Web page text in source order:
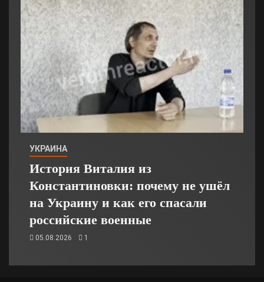
УКРАИНА
История Виталия из
Константиновки: почему не ушёл
на Украину и как его спасали
российские военные
05.08.2026 1